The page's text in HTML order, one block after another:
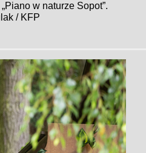
w naturze Sopot”.
/ KFP